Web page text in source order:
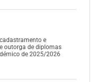
e
outorga de diplomas
de 2025/2026